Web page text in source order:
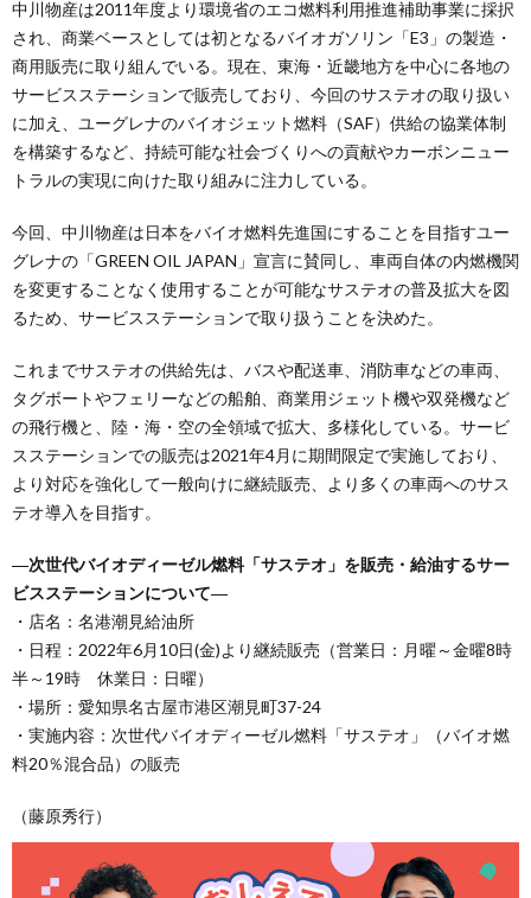
中川物産は2011年度より環境省のエコ燃料利用推進補助事業に採択
され、商業ベースとしては初となるバイオガソリン「E3」の製造・
商用販売に取り組んでいる。現在、東海・近畿地方を中心に各地の
サービスステーションで販売しており、今回のサステオの取り扱い
に加え、ユーグレナのバイオジェット燃料（SAF）供給の協業体制
を構築するなど、持続可能な社会づくりへの貢献やカーボンニュー
トラルの実現に向けた取り組みに注力している。
今回、中川物産は日本をバイオ燃料先進国にすることを目指すユー
グレナの「GREEN OIL JAPAN」宣言に賛同し、車両自体の内燃機関
を変更することなく使用することが可能なサステオの普及拡大を図
るため、サービスステーションで取り扱うことを決めた。
これまでサステオの供給先は、バスや配送車、消防車などの車両、
タグボートやフェリーなどの船舶、商業用ジェット機や双発機など
の飛行機と、陸・海・空の全領域で拡大、多様化している。サービ
スステーションでの販売は2021年4月に期間限定で実施しており、
より対応を強化して一般向けに継続販売、より多くの車両へのサス
テオ導入を目指す。
―次世代バイオディーゼル燃料「サステオ」を販売・給油するサー
ビスステーションについて―
・店名：名港潮見給油所
・日程：2022年6月10日(金)より継続販売（営業日：月曜～金曜8時
半～19時 休業日：日曜）
・場所：愛知県名古屋市港区潮見町37-24
・実施内容：次世代バイオディーゼル燃料「サステオ」（バイオ燃
料20％混合品）の販売
（藤原秀行）